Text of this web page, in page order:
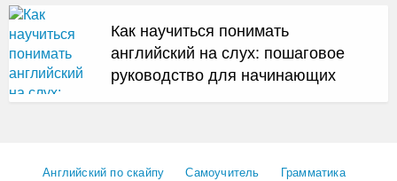
Как научиться понимать
английский на слух: пошаговое
руководство для начинающих
Английский по скайпу Самоучитель Грамматика